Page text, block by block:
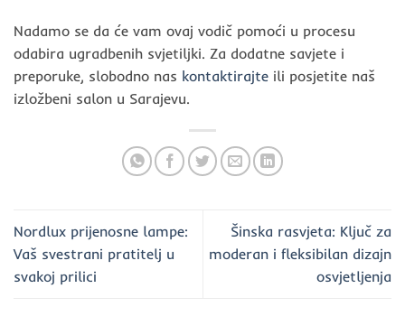
Nadamo se da će vam ovaj vodič pomoći u procesu
odabira ugradbenih svjetiljki. Za dodatne savjete i
preporuke, slobodno nas kontaktirajte ili posjetite naš
izložbeni salon u Sarajevu.
Nordlux prijenosne lampe:
Vaš svestrani pratitelj u
svakoj prilici
Šinska rasvjeta: Ključ za
moderan i fleksibilan dizajn
osvjetljenja